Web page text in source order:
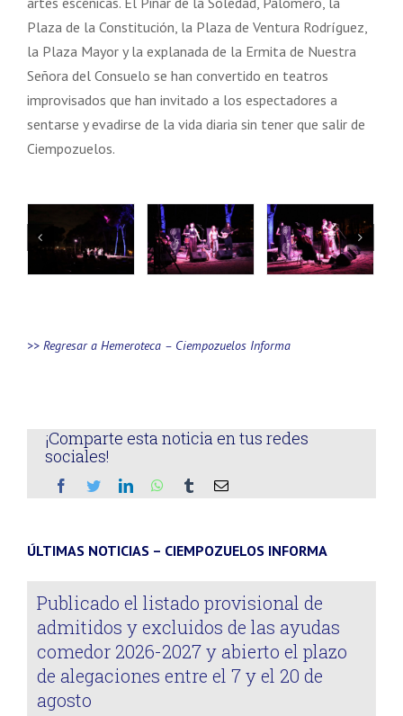
Plaza de la Constitución, la Plaza de Ventura Rodríguez,
la Plaza Mayor y la explanada de la Ermita de Nuestra
Señora del Consuelo se han convertido en teatros
improvisados que han invitado a los espectadores a
sentarse y evadirse de la vida diaria sin tener que salir de
Ciempozuelos.
>> Regresar a Hemeroteca – Ciempozuelos Informa
¡Comparte esta noticia en tus redes
sociales!
ÚLTIMAS NOTICIAS – CIEMPOZUELOS INFORMA
Publicado el listado provisional de
admitidos y excluidos de las ayudas
comedor 2026-2027 y abierto el plazo
de alegaciones entre el 7 y el 20 de
agosto